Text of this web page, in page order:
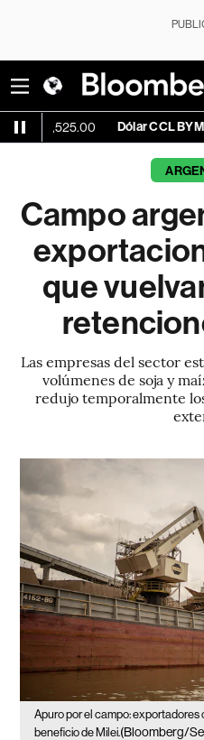
Dólar CCL BYMA 1,578.74
Campo
que
Las empresas del sector
volúmenes de soja y
redujo temporalmente
Apuro por el campo: exportadores
beneficio de Milei.(Bloomberg/